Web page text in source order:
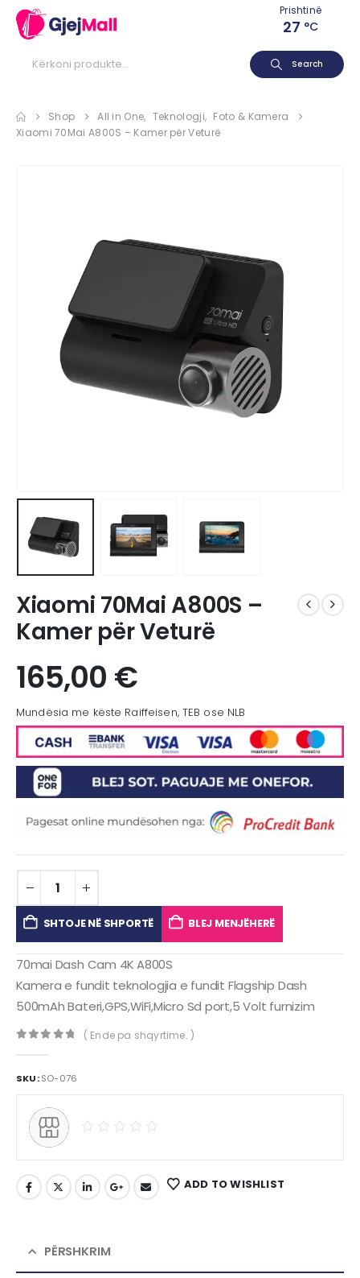
Prishtinë
27 °C
Search
Shop All in One, Teknologji, Foto & Kamera
Xiaomi 70Mai A800S – Kamer për Veturë
Xiaomi 70Mai A800S –
Kamer për Veturë
165,00 €
Mundësia me këste Raiffeisen, TEB ose NLB
SHTOJE NË SHPORTË BLEJ MENJËHERË
70mai Dash Cam 4K A800S
Kamera e fundit teknologjia e fundit Flagship Dash
500mAh Bateri,GPS,WiFi,Micro Sd port,5 Volt furnizim
( Ende pa shqyrtime. )
SKU:SO-076
ADD TO WISHLIST
PËRSHKRIM